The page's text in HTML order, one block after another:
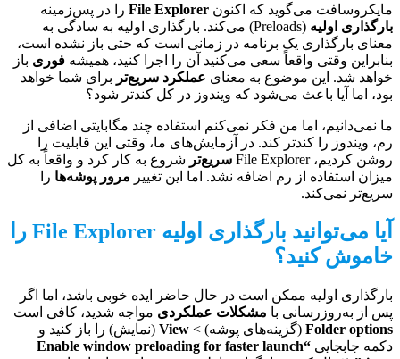
مایکروسافت می‌گوید که اکنون File Explorer را در پس‌زمینه
بارگذاری اولیه
(Preloads) می‌کند. بارگذاری اولیه به سادگی به
معنای بارگذاری یک برنامه در زمانی است که حتی باز نشده است،
بنابراین وقتی واقعاً سعی می‌کنید آن را اجرا کنید، همیشه فوری باز
خواهد شد. این موضوع به معنای عملکرد سریع‌تر برای شما خواهد
بود، اما آیا باعث می‌شود که ویندوز در کل کندتر شود؟
ما نمی‌دانیم، اما من فکر نمی‌کنم استفاده چند مگابایتی اضافی از
رم، ویندوز را کندتر کند. در آزمایش‌های ما، وقتی این قابلیت را
روشن کردیم، File Explorer
سریع‌تر شروع به کار کرد و واقعاً به کل
میزان استفاده از رم اضافه نشد. اما این تغییر مرور پوشه‌ها را
سریع‌تر نمی‌کند.
آیا می‌توانید بارگذاری اولیه File Explorer را
خاموش کنید؟
بارگذاری اولیه ممکن است در حال حاضر ایده خوبی باشد، اما اگر
پس از به‌روزرسانی با مشکلات عملکردی مواجه شدید، کافی است
Folder options (گزینه‌های پوشه) > View (نمایش) را باز کنید و
دکمه جابجایی
“Enable window preloading for faster launch